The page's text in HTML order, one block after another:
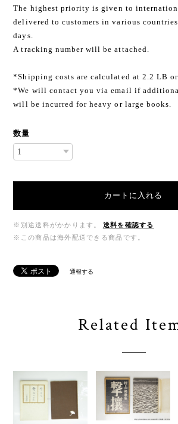
The highest priority is given to
delivered to customers in various
days.
A tracking number will be attached.
*Shipping costs are calculated at 2.2 LB
*We will contact you via email if
will be incurred for heavy or large books.
数量
カートに入れる
※別途送料がかかります。
送料を確認する
※この商品は海外配送できる商品です。
通報する
Related